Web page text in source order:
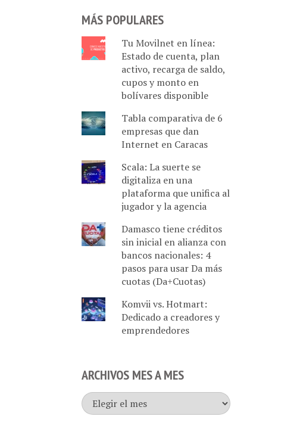
MÁS POPULARES
Tu Movilnet en línea:
Estado de cuenta, plan
activo, recarga de saldo,
cupos y monto en
bolívares disponible
Tabla comparativa de 6
empresas que dan
Internet en Caracas
Scala: La suerte se
digitaliza en una
plataforma que unifica al
jugador y la agencia
Damasco tiene créditos
sin inicial en alianza con
bancos nacionales: 4
pasos para usar Da más
cuotas (Da+Cuotas)
Komvii vs. Hotmart:
Dedicado a creadores y
emprendedores
ARCHIVOS MES A MES
Archivos
mes